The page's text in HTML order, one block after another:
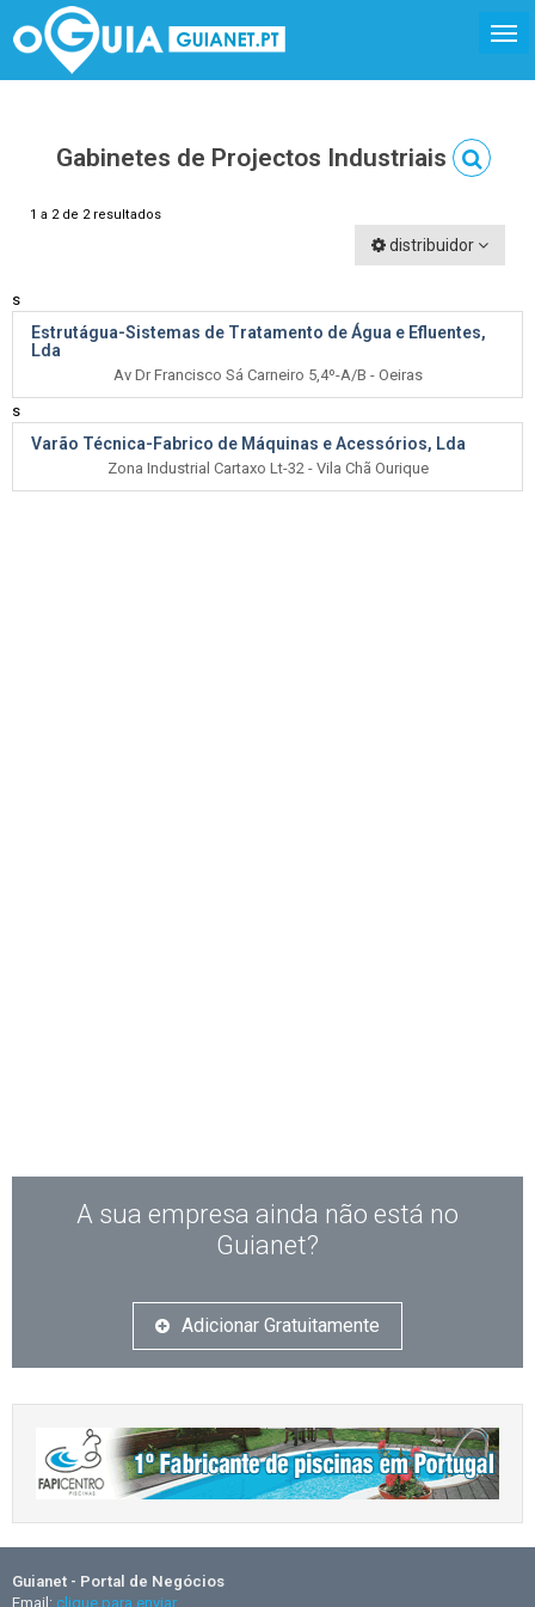
Gabinetes de Projectos Industriais
1 a 2 de 2 resultados
distribuidor
s
Estrutágua-Sistemas de Tratamento de Água e Efluentes,
Lda
Av Dr Francisco Sá Carneiro 5,4º-A/B - Oeiras
s
Varão Técnica-Fabrico de Máquinas e Acessórios, Lda
Zona Industrial Cartaxo Lt-32 - Vila Chã Ourique
A sua empresa ainda não está no
Guianet?
Adicionar Gratuitamente
Guianet - Portal de Negócios
Email: clique para enviar